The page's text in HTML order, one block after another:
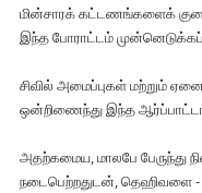
மின்சாரக் கட்டணங்களைக்
இந்த போராட்டம்
சிவில் அமைப்புகள் மற்றும்
ஒன்றிணைந்து இந்த
அதற்கமைய, மாலபே பேருந்து
நடைபெற்றதுடன், தெஹிவளை -